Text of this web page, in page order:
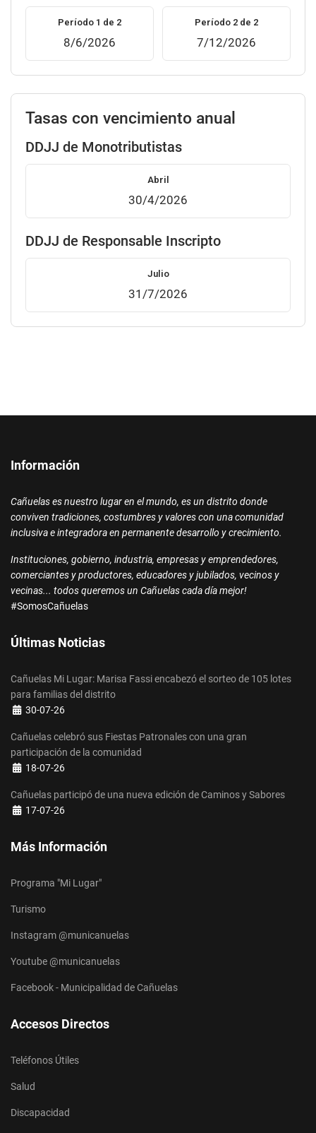
Período 1 de 2
8/6/2026
Período 2 de 2
7/12/2026
Tasas con vencimiento anual
DDJJ de Monotributistas
Abril
30/4/2026
DDJJ de Responsable Inscripto
Julio
31/7/2026
Información
Cañuelas es nuestro lugar en el mundo, es un distrito donde
conviven tradiciones, costumbres y valores con una comunidad
inclusiva e integradora en permanente desarrollo y crecimiento.
Instituciones, gobierno, industria, empresas y emprendedores,
comerciantes y productores, educadores y jubilados, vecinos y
vecinas... todos queremos un Cañuelas cada día mejor!
#SomosCañuelas
Últimas Noticias
Cañuelas Mi Lugar: Marisa Fassi encabezó el sorteo de 105 lotes
para familias del distrito
Detalles
30-07-26
Cañuelas celebró sus Fiestas Patronales con una gran
participación de la comunidad
Detalles
18-07-26
Cañuelas participó de una nueva edición de Caminos y Sabores
Detalles
17-07-26
Más Información
Programa "Mi Lugar"
Turismo
Instagram @municanuelas
Youtube @municanuelas
Facebook - Municipalidad de Cañuelas
Accesos Directos
Teléfonos Útiles
Salud
Discapacidad